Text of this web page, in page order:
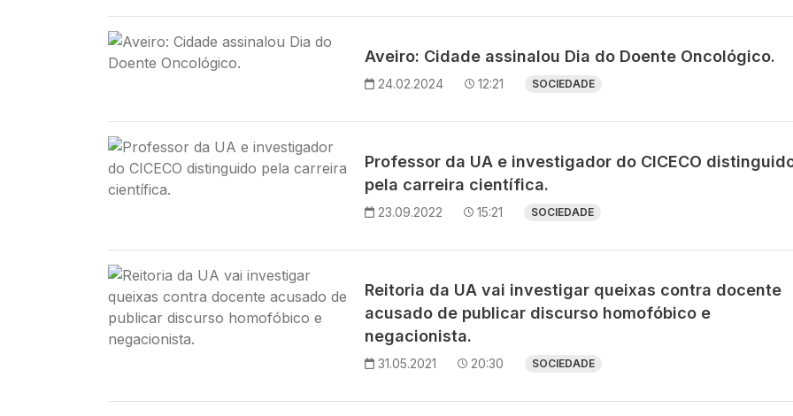
Imagem
Aveiro: Cidade assinalou Dia do Doente Oncológico.
24.02.2024 12:21 SOCIEDADE
Imagem
Professor da UA e investigador do CICECO
pela carreira científica.
23.09.2022 15:21 SOCIEDADE
Imagem
Reitoria da UA vai investigar queixas contra docente
acusado de publicar discurso homofóbico e
negacionista.
31.05.2021 20:30 SOCIEDADE